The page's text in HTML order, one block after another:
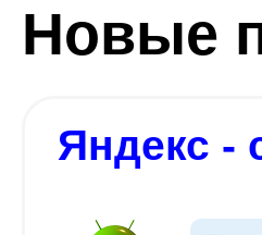
Новые
Яндекс -